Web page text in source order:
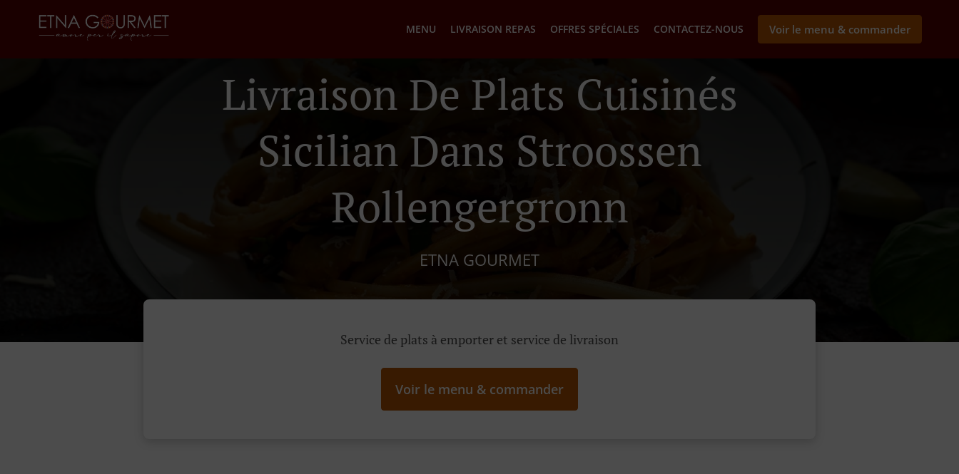
MENU LIVRAISON REPAS OFFRES SPÉCIALES CONTACTEZ-NOUS Voir le menu & commander
Livraison De Plats Cuisinés
Sicilian Dans Stroossen
Rollengergronn
ETNA GOURMET
Service de plats à emporter et service de livraison
Voir le menu & commander